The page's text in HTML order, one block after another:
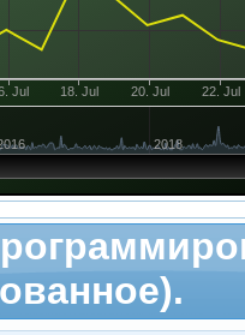
Jul 18. Jul 20. Jul 22. Jul
2018